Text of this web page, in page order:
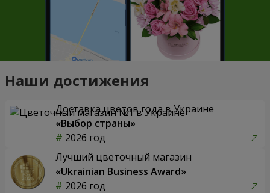
Наши достижения
Доставка цветов года в Украине
«Выбор страны»
2026 год
Лучший цветочный магазин
«Ukrainian Business Award»
2026 год